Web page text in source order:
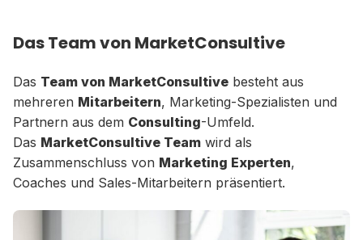
Das Team von MarketConsultive
Das Team von MarketConsultive besteht aus
mehreren Mitarbeitern, Marketing-Spezialisten und
Partnern aus dem Consulting-Umfeld.
Das MarketConsultive Team wird als
Zusammenschluss von Marketing Experten,
Coaches und Sales-Mitarbeitern präsentiert.